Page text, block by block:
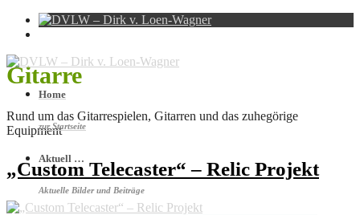
Home
zur Startseite
Aktuell …
Aktuelle Bilder und Beiträge
Gitarre
Rund um das Gitarrespielen, Gitarren und das zuhegörige
Equipment
„Custom Telecaster“ – Relic Projekt